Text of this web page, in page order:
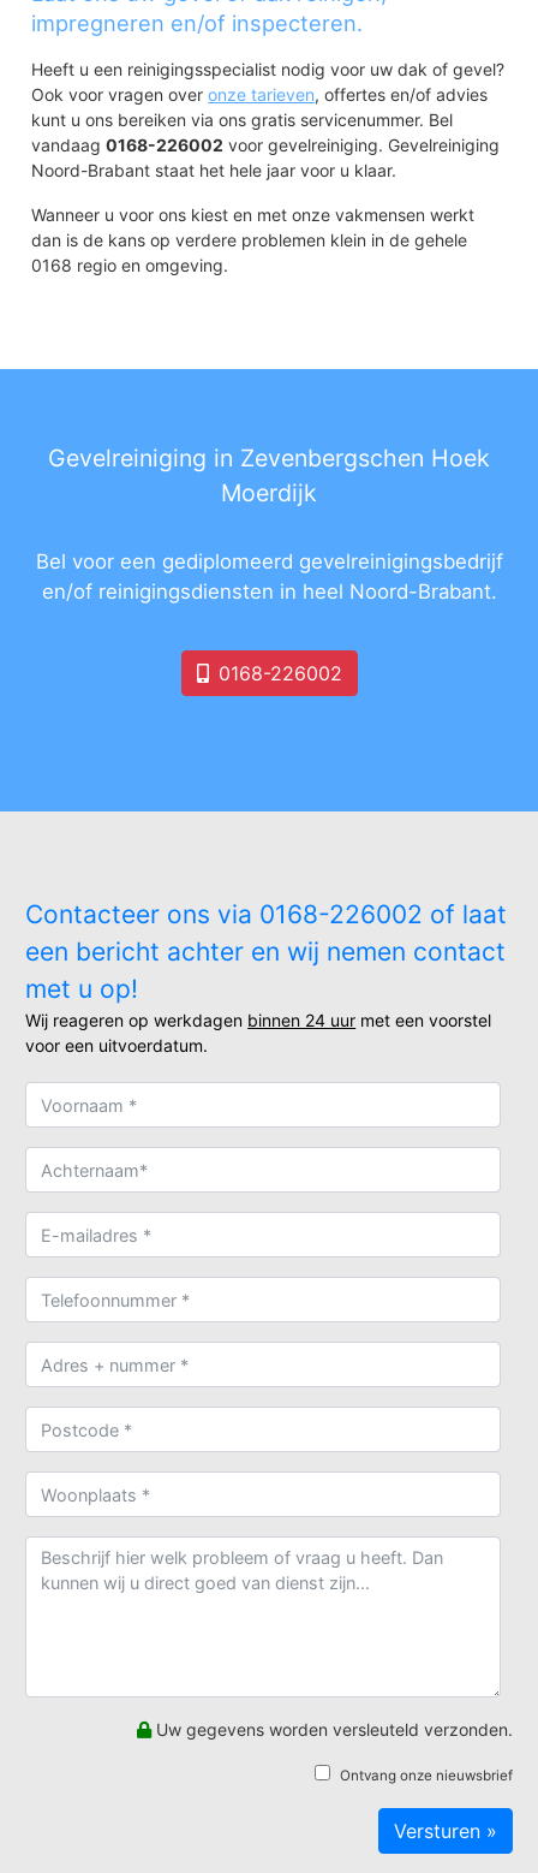
impregneren en/of inspecteren.
Heeft u een reinigingsspecialist nodig voor uw dak of gevel?
Ook voor vragen overonze tarieven, offertes en/of advies
kunt u ons bereiken via ons gratis servicenummer. Bel
vandaag0168-226002 voor gevelreiniging. Gevelreiniging
Noord-Brabant staat het hele jaar voor u klaar.
Wanneer u voor ons kiest en met onze vakmensen werkt
dan is de kans op verdere problemen klein in de gehele
0168 regio en omgeving.
Gevelreiniging in Zevenbergschen Hoek
Moerdijk
Bel voor een gediplomeerd gevelreinigingsbedrijf
en/of reinigingsdiensten in heel Noord-Brabant.
0168-226002
Contacteer ons via 0168-226002 of laat
een bericht achter en wij nemen contact
met u op!
Wij reageren op werkdagen binnen 24 uur met een voorstel
voor een uitvoerdatum.
Uw gegevens worden versleuteld verzonden.
Ontvang onze nieuwsbrief